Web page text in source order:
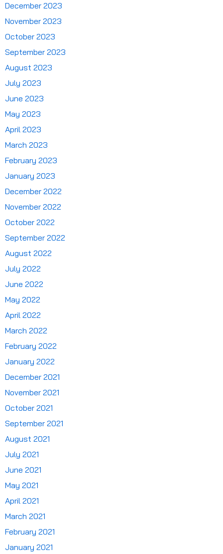
December 2023
November 2023
October 2023
September 2023
August 2023
July 2023
June 2023
May 2023
April 2023
March 2023
February 2023
January 2023
December 2022
November 2022
October 2022
September 2022
August 2022
July 2022
June 2022
May 2022
April 2022
March 2022
February 2022
January 2022
December 2021
November 2021
October 2021
September 2021
August 2021
July 2021
June 2021
May 2021
April 2021
March 2021
February 2021
January 2021